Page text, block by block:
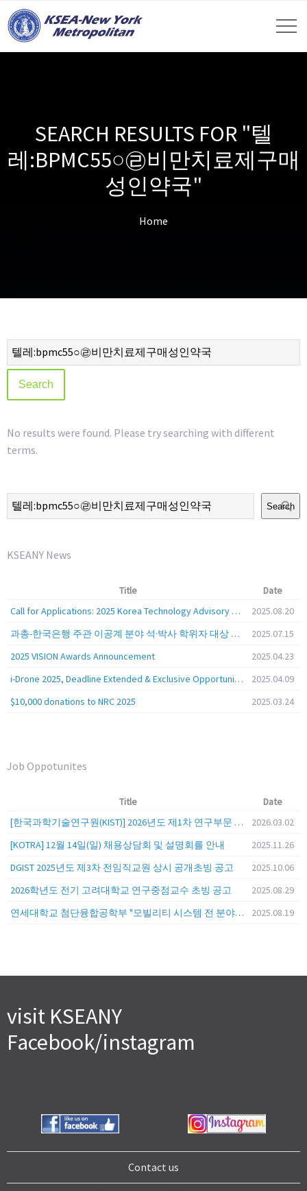
SEARCH RESULTS FOR "텔
레:BPMC55○㉣비만치료제구매
성인약국"
Home
No results were found. Please try searching with different
terms.
Search
KSEANY News
Title
Date
Call for Applications: 2025 Korea Technology Advisory Group (K-TAG)
2025.08.20
과총-한국은행 주관 이공계 분야 석·박사 학위자 대상 서베이
2025.07.15
2025 VISION Awards Announcement
2025.04.23
i-Drone 2025, Deadline Extended & Exclusive Opportunity to Travel to Korea!
2025.04.09
$10,000 donations to NRC 2025
2025.03.24
Job Oppotunites
Title
Date
[한국과학기술연구원(KIST)] 2026년도 제1차 연구부문 공개채용 안내
2026.03.02
[KOTRA] 12월 14일(일) 채용상담회 및 설명회를 안내
2025.11.26
DGIST 2025년도 제3차 전임직교원 상시 공개초빙 공고
2025.10.06
2026학년도 전기 고려대학교 연구중점교수 초빙 공고
2025.08.29
연세대학교 첨단융합공학부 "모빌리티 시스템 전 분야" 전임교원 특별채용 (2026년 9월 1일자 임용 예정)
2025.08.19
visit KSEANY
Facebook/instagram
Contact us